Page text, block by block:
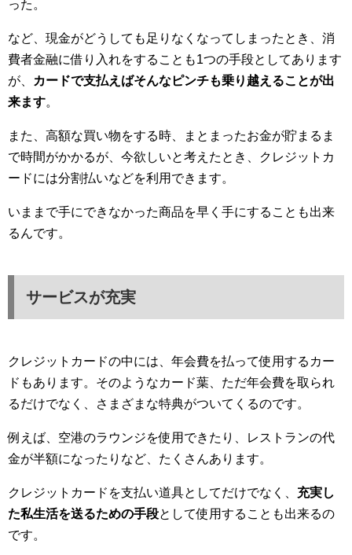
った。
など、現金がどうしても足りなくなってしまったとき、消
費者金融に借り入れをすることも1つの手段としてあります
が、
カードで支払えばそんなピンチも乗り越えることが出
来ます。
また、高額な買い物をする時、まとまったお金が貯まるま
で時間がかかるが、今欲しいと考えたとき、クレジットカ
ードには分割払いなどを利用できます。
いままで手にできなかった商品を早く手にすることも出来
るんです。
サービスが充実
クレジットカードの中には、年会費を払って使用するカー
ドもあります。そのようなカード葉、ただ年会費を取られ
るだけでなく、さまざまな特典がついてくるのです。
例えば、空港のラウンジを使用できたり、レストランの代
金が半額になったりなど、たくさんあります。
クレジットカードを支払い道具としてだけでなく、 充実し
た私生活を送るための手段として使用することも出来るの
です。